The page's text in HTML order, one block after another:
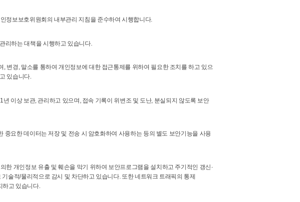
정보보호위원회의 내부관리 지침을 준수하여 시행합니다.
리하는 대책을 시행하고 있습니다.
변경, 말소를 통하여 개인정보에 대한 접근통제를 위하여 필요한 조치를 하고 있으
있습니다.
이상 보관, 관리하고 있으며, 접속 기록이 위변조 및 도난, 분실되지 않도록 보안
요한 데이터는 저장 및 전송 시 암호화하여 사용하는 등의 별도 보안기능을 사용
개인정보 유출 및 훼손을 막기 위하여 보안프로그램을 설치하고 주기적인 갱신·
술적/물리적으로 감시 및 차단하고 있습니다. 또한 네트워크 트래픽의 통제
하고 있습니다.